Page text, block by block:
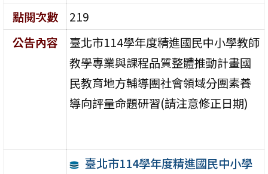
點閱次數
219
公告內容
臺北市114學年度精進國民中小學教師
教學專業與課程品質整體推動計畫國
民教育地方輔導團社會領域分團素養
導向評量命題研習(請注意修正日期)
臺北市114學年度精進國民中小學